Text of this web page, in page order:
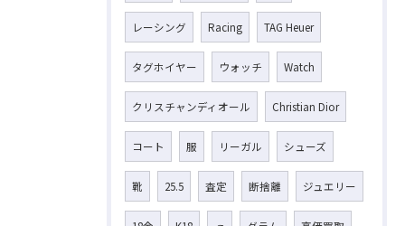
レーシング Racing TAG Heuer
タグホイヤー ウォッチ Watch
クリスチャンディオール Christian Dior
コート 服 リーガル シューズ
靴 25.5 査定 断捨離 ジュエリー